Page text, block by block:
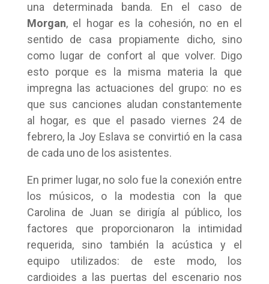
una determinada banda. En el caso de
Morgan, el hogar es la cohesión, no en el
sentido de casa propiamente dicho, sino
como lugar de confort al que volver. Digo
esto porque es la misma materia la que
impregna las actuaciones del grupo: no es
que sus canciones aludan constantemente
al hogar, es que el pasado viernes 24 de
febrero, la Joy Eslava se convirtió en la casa
de cada uno de los asistentes.
En primer lugar, no solo fue la conexión entre
los músicos, o la modestia con la que
Carolina de Juan se dirigía al público, los
factores que proporcionaron la intimidad
requerida, sino también la acústica y el
equipo utilizados: de este modo, los
cardioides a las puertas del escenario nos